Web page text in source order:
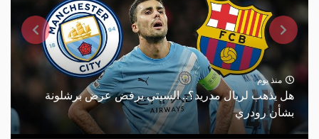
منذ يوم
هل يذهب لريال مدريد؟.. السيتي يرفض عرض برشلونة
بشأن رودري